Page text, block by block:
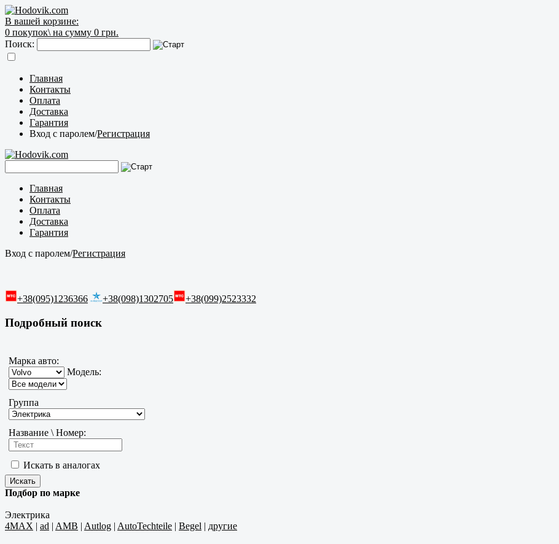
В вашей корзине:
0 покупок\ на сумму 0 грн.
Поиск:
Главная
Контакты
Оплата
Доставка
Гарантия
Вход с паролем/Регистрация
Главная
Контакты
Оплата
Доставка
Гарантия
Вход с паролем/Регистрация
+38(095)1236366 +38(098)1302705 +38(099)2523332
Подробный поиск
Марка авто:
Модель:
Группа
Название \ Номер:
Искать в аналогах
Подбор по марке
Электрика
4MAX | ad | AMB | Autlog | AutoTechteile | Begel | другие